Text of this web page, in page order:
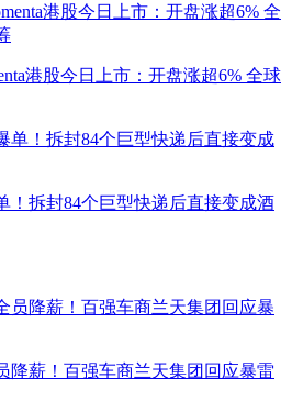
港股今日上市：开盘涨超6% 全球
！拆封84个巨型快递后直接变成酒
降薪！百强车商兰天集团回应暴雷